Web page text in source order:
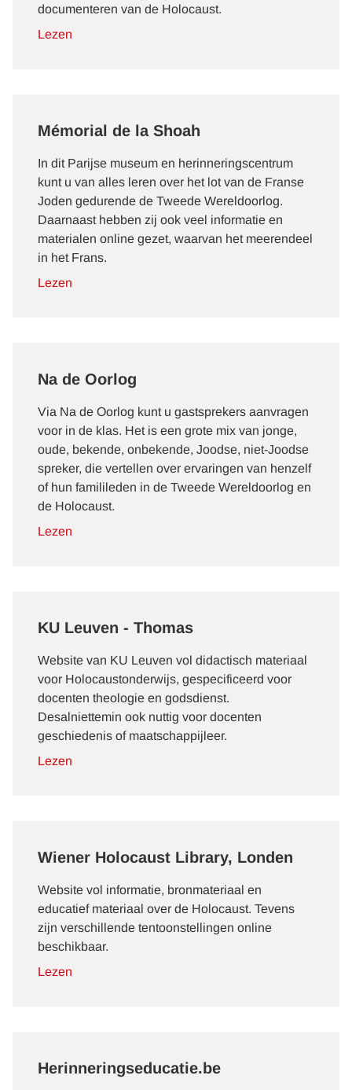
documenteren van de Holocaust.
Lezen
Mémorial de la Shoah
In dit Parijse museum en herinneringscentrum
kunt u van alles leren over het lot van de Franse
Joden gedurende de Tweede Wereldoorlog.
Daarnaast hebben zij ook veel informatie en
materialen online gezet, waarvan het meerendeel
in het Frans.
Lezen
Na de Oorlog
Via Na de Oorlog kunt u gastsprekers aanvragen
voor in de klas. Het is een grote mix van jonge,
oude, bekende, onbekende, Joodse, niet-Joodse
spreker, die vertellen over ervaringen van henzelf
of hun familileden in de Tweede Wereldoorlog en
de Holocaust.
Lezen
KU Leuven - Thomas
Website van KU Leuven vol didactisch materiaal
voor Holocaustonderwijs, gespecificeerd voor
docenten theologie en godsdienst.
Desalniettemin ook nuttig voor docenten
geschiedenis of maatschappijleer.
Lezen
Wiener Holocaust Library, Londen
Website vol informatie, bronmateriaal en
educatief materiaal over de Holocaust. Tevens
zijn verschillende tentoonstellingen online
beschikbaar.
Lezen
Herinneringseducatie.be